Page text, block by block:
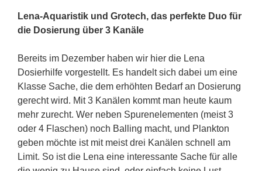
Lena-Aquaristik und Grotech, das perfekte Duo für
die Dosierung über 3 Kanäle
Bereits im Dezember haben wir hier die Lena
Dosierhilfe vorgestellt. Es handelt sich dabei um eine
Klasse Sache, die dem erhöhten Bedarf an Dosierung
gerecht wird. Mit 3 Kanälen kommt man heute kaum
mehr zurecht. Wer neben Spurenelementen (meist 3
oder 4 Flaschen) noch Balling macht, und Plankton
geben möchte ist mit meist drei Kanälen schnell am
Limit. So ist die Lena eine interessante Sache für alle